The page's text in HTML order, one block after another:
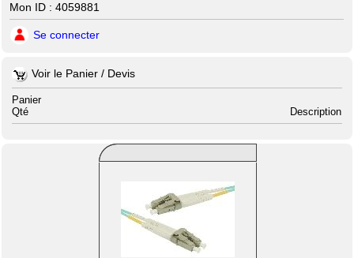
Mon ID : 4059881
Se connecter
Voir le Panier / Devis
Panier
Qté
Description